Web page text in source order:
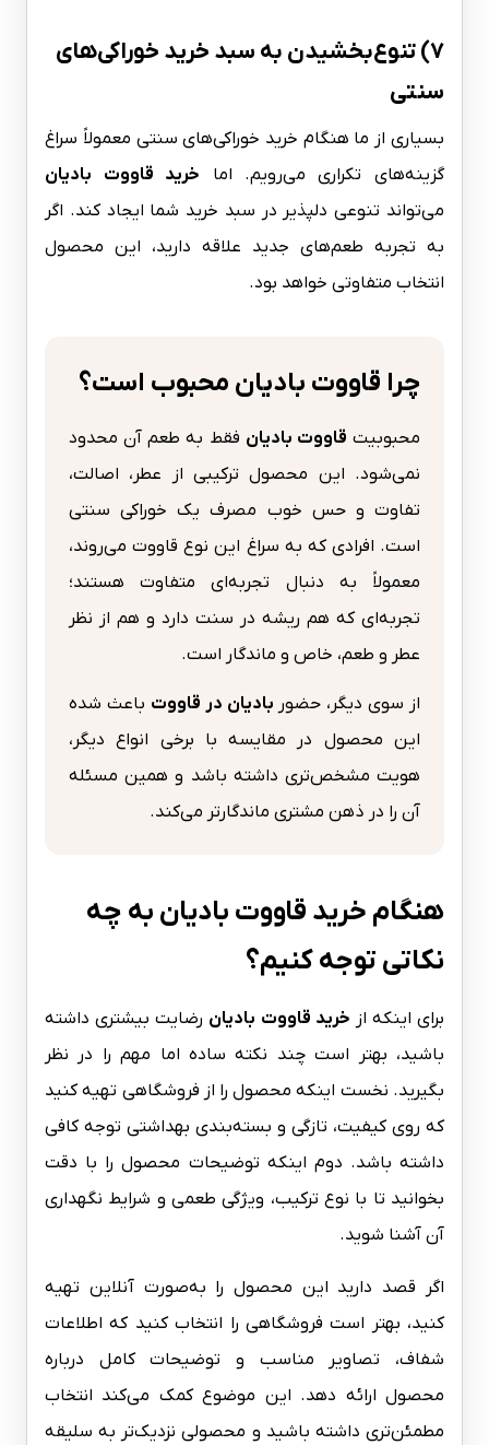
۷) تنوع‌بخشیدن به سبد خرید خوراکی‌های
سنتی
بسیاری از ما هنگام خرید خوراکی‌های سنتی معمولاً سراغ
گزینه‌های تکراری می‌رویم. اما خرید قاووت بادیان
می‌تواند تنوعی دلپذیر در سبد خرید شما ایجاد کند. اگر
به تجربه طعم‌های جدید علاقه دارید، این محصول
انتخاب متفاوتی خواهد بود.
چرا قاووت بادیان محبوب است؟
محبوبیت قاووت بادیان فقط به طعم آن محدود
نمی‌شود. این محصول ترکیبی از عطر، اصالت،
تفاوت و حس خوب مصرف یک خوراکی سنتی
است. افرادی که به سراغ این نوع قاووت می‌روند،
معمولاً به دنبال تجربه‌ای متفاوت هستند؛
تجربه‌ای که هم ریشه در سنت دارد و هم از نظر
عطر و طعم، خاص و ماندگار است.
از سوی دیگر، حضور بادیان در قاووت باعث شده
این محصول در مقایسه با برخی انواع دیگر،
هویت مشخص‌تری داشته باشد و همین مسئله
آن را در ذهن مشتری ماندگارتر می‌کند.
هنگام خرید قاووت بادیان به چه
نکاتی توجه کنیم؟
برای اینکه از خرید قاووت بادیان رضایت بیشتری داشته
باشید، بهتر است چند نکته ساده اما مهم را در نظر
بگیرید. نخست اینکه محصول را از فروشگاهی تهیه کنید
که روی کیفیت، تازگی و بسته‌بندی بهداشتی توجه کافی
داشته باشد. دوم اینکه توضیحات محصول را با دقت
بخوانید تا با نوع ترکیب، ویژگی طعمی و شرایط نگهداری
آن آشنا شوید.
اگر قصد دارید این محصول را به‌صورت آنلاین تهیه
کنید، بهتر است فروشگاهی را انتخاب کنید که اطلاعات
شفاف، تصاویر مناسب و توضیحات کامل درباره
محصول ارائه دهد. این موضوع کمک می‌کند انتخاب
مطمئن‌تری داشته باشید و محصولی نزدیک‌تر به سلیقه